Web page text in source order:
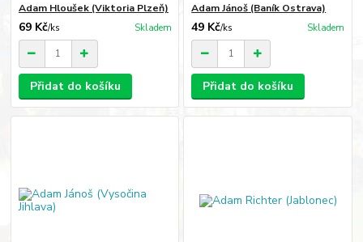
Adam Hloušek (Viktoria Plzeň)
69 Kč/ks Skladem
Přidat do košíku
Adam Jánoš (Baník Ostrava)
49 Kč/ks Skladem
Přidat do košíku